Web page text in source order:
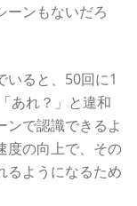
ーンもないだろ
いると、50回に1
あれ？」と違和
ンで認識できるよ
度の向上で、その
るようになるため